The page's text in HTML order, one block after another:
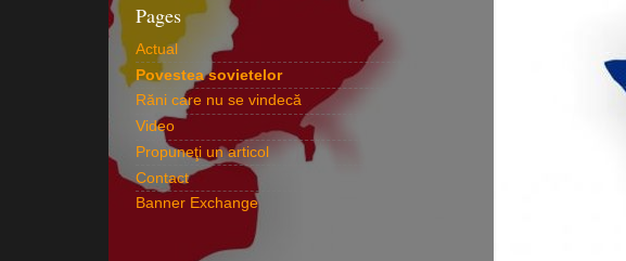
Pages
Actual
Povestea sovietelor
Răni care nu se vindecă
Video
Propuneţi un articol
Contact
Banner Exchange